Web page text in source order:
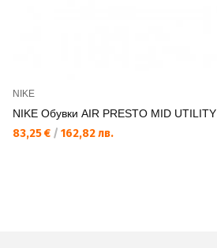
NIKE
NIKE Обувки AIR PRESTO MID UTILITY
83,25 € / 162,82 лв.